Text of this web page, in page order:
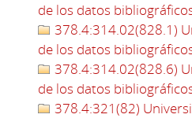
de los datos
378.4:314.02(828.1)
de los datos
378.4:314.02(828.6)
de los datos
378.4:321(82)